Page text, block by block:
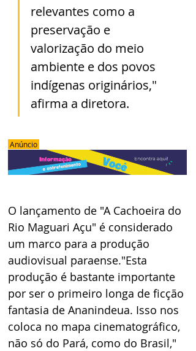
relevantes como a
preservação e
valorização do meio
ambiente e dos povos
indígenas originários,"
afirma a diretora.
Anúncio
O lançamento de "A Cachoeira do
Rio Maguari Açu" é considerado
um marco para a produção
audiovisual paraense."Esta
produção é bastante importante
por ser o primeiro longa de ficção
fantasia de Ananindeua. Isso nos
coloca no mapa cinematográfico,
não só do Pará, como do Brasil,"